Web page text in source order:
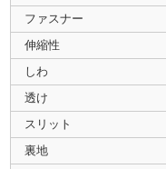
ファスナー
伸縮性
しわ
透け
スリット
裏地